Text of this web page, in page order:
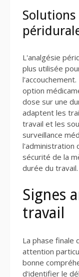
L'analgésie
plus utilisée
option
dose sur une
adaptent les
travail et les
surveillance
l'administration
sécurité de la
durée du travail.
Signes
travail
La phase finale
attention
bonne
d'identifier le